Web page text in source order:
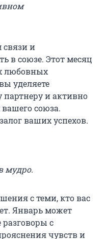
связи и
в союзе. Этот месяц
любовных
уделяете
партнеру и активно
союза.
ваших успехов.
мудро.
с теми, кто вас
Январь может
с
чувств и